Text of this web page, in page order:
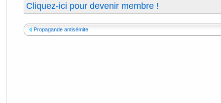
Cliquez-ici pour devenir membre !
Propagande antisémite